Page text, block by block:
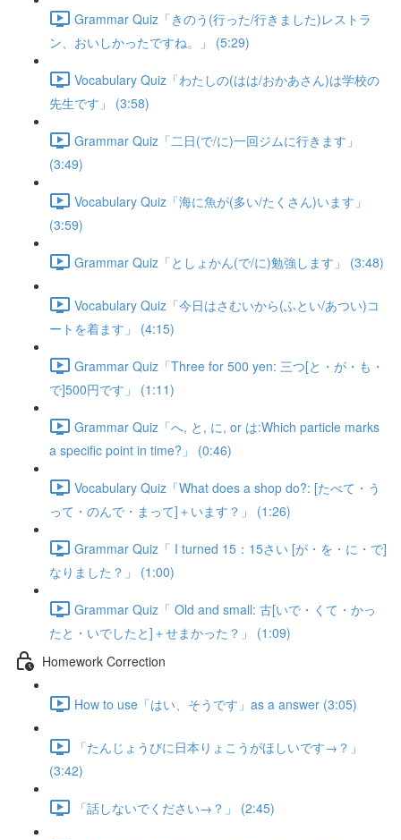
Grammar Quiz「きのう(行った/行きました)レストラ
ン、おいしかったですね。」 (5:29)
Vocabulary Quiz「わたしの(はは/おかあさん)は学校の
先生です」 (3:58)
Grammar Quiz「二日(で/に)一回ジムに行きます」
(3:49)
Vocabulary Quiz「海に魚が(多い/たくさん)います」
(3:59)
Grammar Quiz「としょかん(で/に)勉強します」 (3:48)
Vocabulary Quiz「今日はさむいから(ふとい/あつい)コ
ートを着ます」 (4:15)
Grammar Quiz「Three for 500 yen: 三つ[と・が・も・
で]500円です」 (1:11)
Grammar Quiz「へ, と, に, or は:Which particle marks
a specific point in time?」 (0:46)
Vocabulary Quiz「What does a shop do?: [たべて・う
って・のんで・まって]＋います？」 (1:26)
Grammar Quiz「 I turned 15：15さい [が・を・に・で]
なりました？」 (1:00)
Grammar Quiz「 Old and small: 古[いで・くて・かっ
たと・いでしたと]＋せまかった？」 (1:09)
Homework Correction
How to use「はい、そうです」as a answer (3:05)
「たんじょうびに日本りょこうがほしいです→？」
(3:42)
「話しないでください→？」 (2:45)